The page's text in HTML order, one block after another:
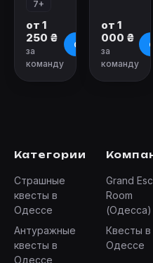
7+
от 1
250 ₴
за
команду
О квесте
от 1
000 ₴
за
команду
Категории
Страшные
квесты в
Одессе
Антуражные
квесты в
Одессе
Grand
Room
(Одесса)
Квесты в
Одессе